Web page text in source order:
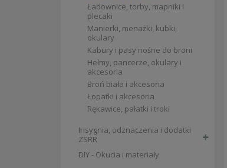
Ładownice, torby, mapniki i
plecaki
Manierki, menażki, kubki,
okulary
Kabury i pasy nośne do broni
Hełmy, pancerze, okulary i
akcesoria
Broń biała i akcesoria
Łopatki i akcesoria
Rękawice, pałatki i troki
Insygnia, odznaczenia i dodatki
ZSRR
DIY - Okucia i materiały